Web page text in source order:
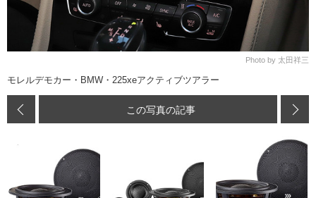
Photo by 太田祥三
モレルデモカー・BMW・225xeアクティブツアラー
この写真の記事